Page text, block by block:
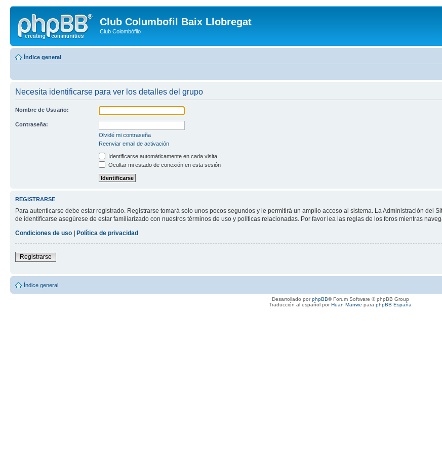
Club Columbofil Baix Llobregat
Club Colombófilo
Índice general
Necesita identificarse para ver los detalles del grupo
Nombre de Usuario:
Contraseña:
Olvidé mi contraseña
Reenviar email de activación
Identificarse automáticamente en cada visita
Ocultar mi estado de conexión en esta sesión
REGISTRARSE
Para autenticarse debe estar registrado. Registrarse tomará solo unos pocos segundos y le permitirá un amplio acceso al sistema. La Administración del
de identificarse asegúrese de estar familiarizado con nuestros términos de uso y políticas relacionadas. Por favor lea las reglas de los foros mientras
Condiciones de uso
Política de privacidad
Registrarse
Índice general
Desarrollado porphpBB® Forum Software © phpBB Group
Traducción al español porHuan Manwë para phpBB España